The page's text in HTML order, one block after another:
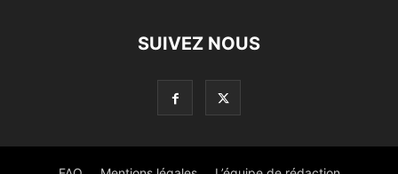
SUIVEZ NOUS